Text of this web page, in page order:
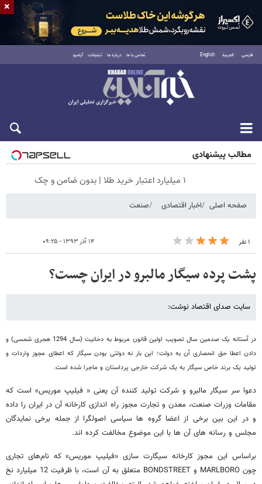
فارسی العربية English تماس با ما درباره ما تبلیغات آرشیو
پنجشنبه ۱۵ مرداد ۱۴۰۵
مطالب پیشنهادی
۱ میلیارد اعتبار خرید طلا | بدون ضامن و چک
صفحه اصلی اخبار اقتصادی صنعت
۱ نفر ۱۴ آذر ۱۳۹۳ - ۰۹:۲۵
پشت پرده سیگار مالبرو در ایران چست؟
سایت صدای اقتصاد نوشت:
در آستانه یک صدمین سال تصویب اولین قانون مربوط به دخانیت (سال 1294 هجری شمسی) و
دادن اعطا حق انحصاری آن به دولت؛ این بار نه دولتی بودن سیگار که اعطای مجوز واردات و
تولید یک برند خاص سیگار به یک شرکت خارجی پرداستان و ماجرا شده است.
دعوا سر سیگار مالبرو و شرکت تولید کننده آن یعنی « فیلیپ موریس» است که
مقامات وزرات صنعت، معدن و تجارت مجوز راه اندازی کارخانه آن در ایران را داده
و در این بین برخی از اعضا گروه ها سیاسی اصولگرا از جمله برخی نمایدگان
مجلس و رسانه های آن ها با این موضوع مخالفت کرده اند.
براساس این مجوز کارخانه سیگارت سازی «فیلیپ موریس» که نام‌های تجاری
چون MARLBORO و BONDSTREET متعلق به آن است، با ظرفیت 12 میلیارد نخ
×